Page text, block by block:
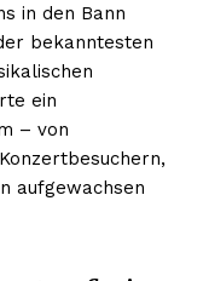
in den Bann
bekanntesten
ein
– von
aufgewachsen